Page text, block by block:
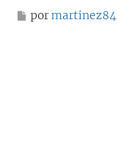
M
pormartinez84